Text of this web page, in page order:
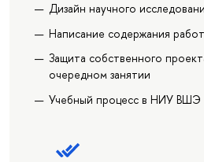
Дизайн научного
Написание содержания
Защита собственного
очередном занятии
Учебный процесс в НИУ ВШЭ